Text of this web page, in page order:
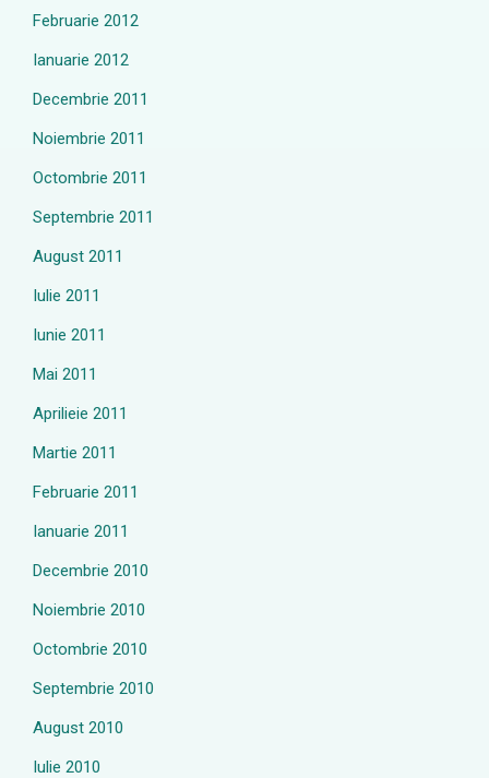
Februarie 2012
Ianuarie 2012
Decembrie 2011
Noiembrie 2011
Octombrie 2011
Septembrie 2011
August 2011
Iulie 2011
Iunie 2011
Mai 2011
Aprilieie 2011
Martie 2011
Februarie 2011
Ianuarie 2011
Decembrie 2010
Noiembrie 2010
Octombrie 2010
Septembrie 2010
August 2010
Iulie 2010